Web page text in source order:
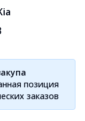
позиция
заказов